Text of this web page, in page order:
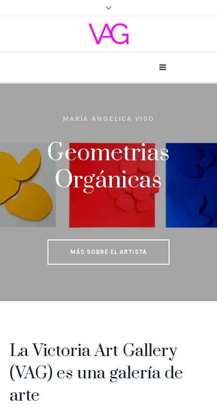
MÁS SOBRE EL ARTISTA
MARÍA ANGELICA VISO
Geometrias
Orgánicas
La Victoria Art Gallery
(VAG) es una galería de
arte